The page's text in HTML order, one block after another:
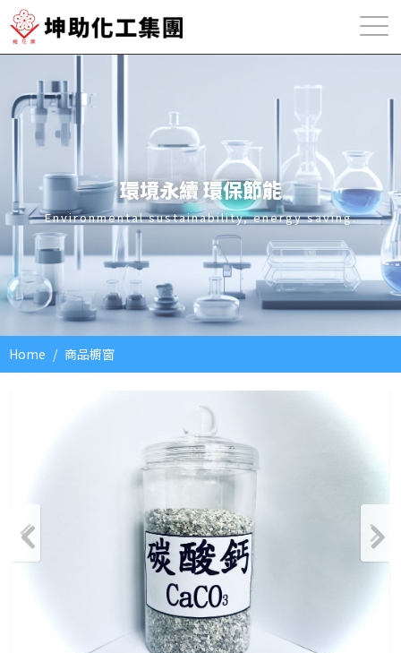
環境永續環保節能
Environmental sustainability, energy saving.
Home 商品櫥窗